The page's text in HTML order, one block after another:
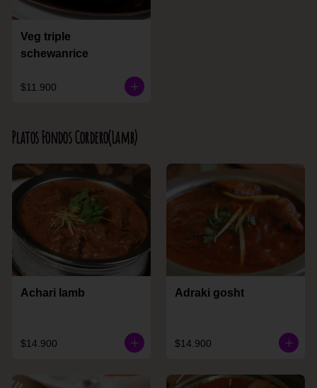
Veg triple
schewanrice
$11.900
Platos Fondos Cordero(Lamb)
Achari lamb
$14.900
Adraki gosht
$14.900